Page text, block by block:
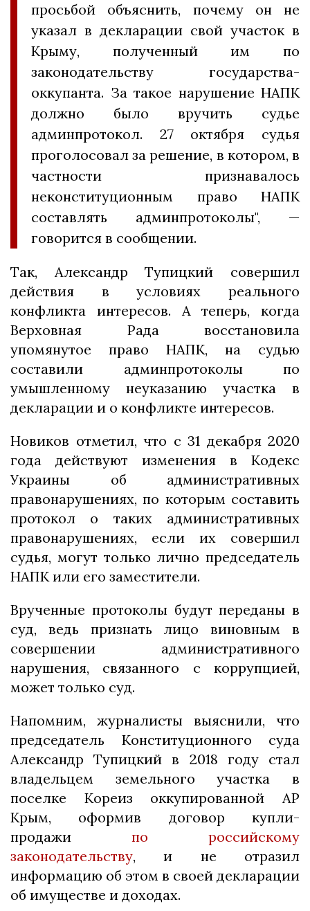
просьбой объяснить, почему он не
указал в декларации свой участок в
Крыму, полученный им по
законодательству государства-
оккупанта. За такое нарушение НАПК
должно было вручить судье
админпротокол. 27 октября судья
проголосовал за решение, в котором, в
частности признавалось
неконституционным право НАПК
составлять админпротоколы", —
говорится в сообщении.
Так, Александр Тупицкий совершил
действия в условиях реального
конфликта интересов. А теперь, когда
Верховная Рада восстановила
упомянутое право НАПК, на судью
составили админпротоколы по
умышленному неуказанию участка в
декларации и о конфликте интересов.
Новиков отметил, что с 31 декабря 2020
года действуют изменения в Кодекс
Украины об административных
правонарушениях, по которым составить
протокол о таких административных
правонарушениях, если их совершил
судья, могут только лично председатель
НАПК или его заместители.
Врученные протоколы будут переданы в
суд, ведь признать лицо виновным в
совершении административного
нарушения, связанного с коррупцией,
может только суд.
Напомним, журналисты выяснили, что
председатель Конституционного суда
Александр Тупицкий в 2018 году стал
владельцем земельного участка в
поселке Кореиз оккупированной АР
Крым, оформив договор купли-
продажи по российскому
законодательству, и не отразил
информацию об этом в своей декларации
об имуществе и доходах.